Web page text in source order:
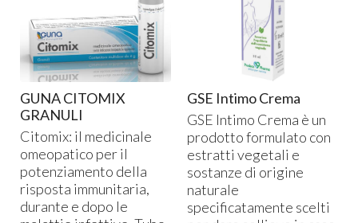
GUNA CITOMIX
GRANULI
Citomix: il medicinale
omeopatico per il
potenziamento della
risposta immunitaria,
durante e dopo le
GSE Intimo Crema
GSE Intimo Crema è un
prodotto formulato con
estratti vegetali e
sostanze di origine
naturale
specificatamente scelti